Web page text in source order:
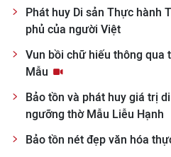
Phát huy Di sản Thực hành
phủ của người Việt
Vun bồi chữ hiếu thông qua
Mẫu
Bảo tồn và phát huy giá trị
ngưỡng thờ Mẫu Liễu Hạnh
Bảo tồn nét đẹp văn hóa